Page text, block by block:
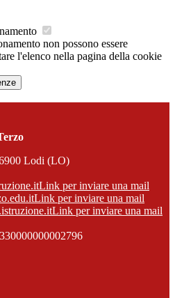
non possono essere
l'elenco nella pagina della cookie
Lodi (LO)
Link per inviare una mail
Link per inviare una mail
Link per inviare una mail